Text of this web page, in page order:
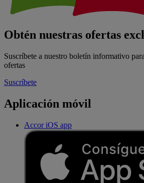
Obtén nuestras ofertas
Suscríbete a nuestro boletín informativo
ofertas
Suscríbete
Aplicación móvil
Accor iOS app